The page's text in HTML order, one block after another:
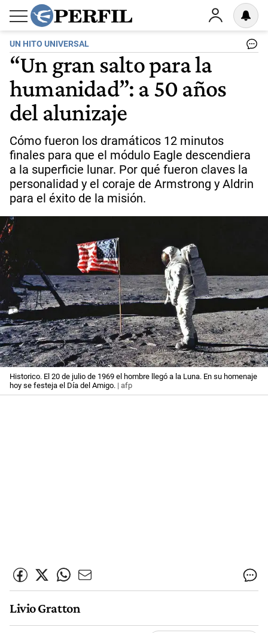
UN HITO UNIVERSAL
“Un gran salto para la
humanidad”: a 50 años
del alunizaje
Cómo fueron los dramáticos 12 minutos
finales para que el módulo Eagle descendiera
a la superficie lunar. Por qué fueron claves la
personalidad y el coraje de Armstrong y Aldrin
para el éxito de la misión.
Historico. El 20 de julio de 1969 el hombre llegó a la Luna. En su homenaje
hoy se festeja el Día del Amigo. | afp
Livio Gratton